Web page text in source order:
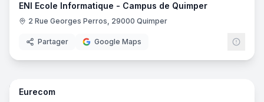
ENI Ecole Informatique - Campus de Quimper
2 Rue Georges Perros, 29000 Quimper
Partager Google Maps
61
Eurecom